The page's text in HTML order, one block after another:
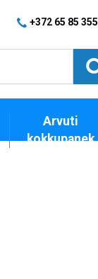
+372 65 85 355
Arvuti
kokkupanek